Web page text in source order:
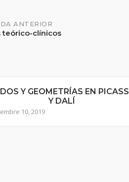
ANTERIOR
teórico-clínicos
Y GEOMETRÍAS EN
Y DALÍ
10, 2019